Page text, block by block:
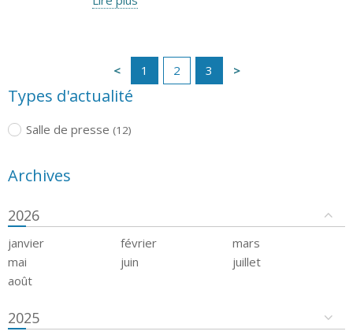
1 2 3
Types d'actualité
Salle de presse (12)
Archives
2026
janvier février
mars
mai
juin
juillet
août
2025